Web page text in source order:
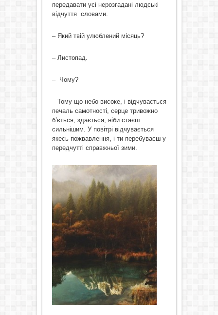
передавати усі нерозгадані людські
відчуття словами.
– Який твій улюблений місяць?
– Листопад.
– Чому?
– Тому що небо високе, і відчувається
печаль самотності, серце тривожно
б’ється, здається, ніби стаєш
сильнішим. У повітрі відчувається
якесь пожвавлення, і ти перебуваєш у
передчутті справжньої зими.